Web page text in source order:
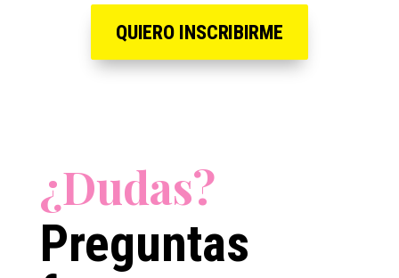
QUIERO INSCRIBIRME
¿Dudas?
Preguntas